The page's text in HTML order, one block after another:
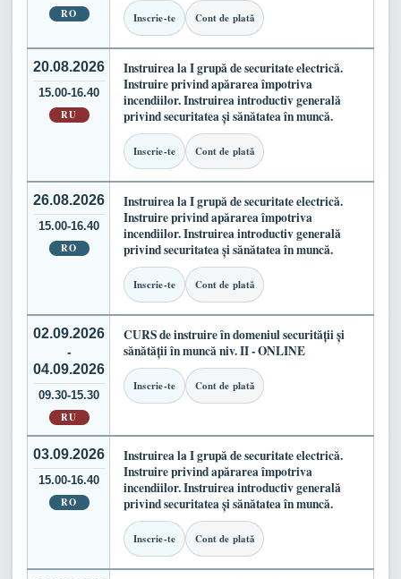
RO Inscrie-te Cont de plată
20.08.2026
15.00-16.40
RU
Instruirea la I grupă de securitate electrică.
Instruire privind apărarea împotriva
incendiilor. Instruirea introductiv generală
privind securitatea și sănătatea în muncă.
Inscrie-te Cont de plată
26.08.2026
15.00-16.40
RO
Instruirea la I grupă de securitate electrică.
Instruire privind apărarea împotriva
incendiilor. Instruirea introductiv generală
privind securitatea și sănătatea în muncă.
Inscrie-te Cont de plată
02.09.2026
-
04.09.2026
09.30-15.30
RU
CURS de instruire în domeniul securității și
sănătății în muncă niv. II - ONLINE
Inscrie-te Cont de plată
03.09.2026
15.00-16.40
RO
Instruirea la I grupă de securitate electrică.
Instruire privind apărarea împotriva
incendiilor. Instruirea introductiv generală
privind securitatea și sănătatea în muncă.
Inscrie-te Cont de plată